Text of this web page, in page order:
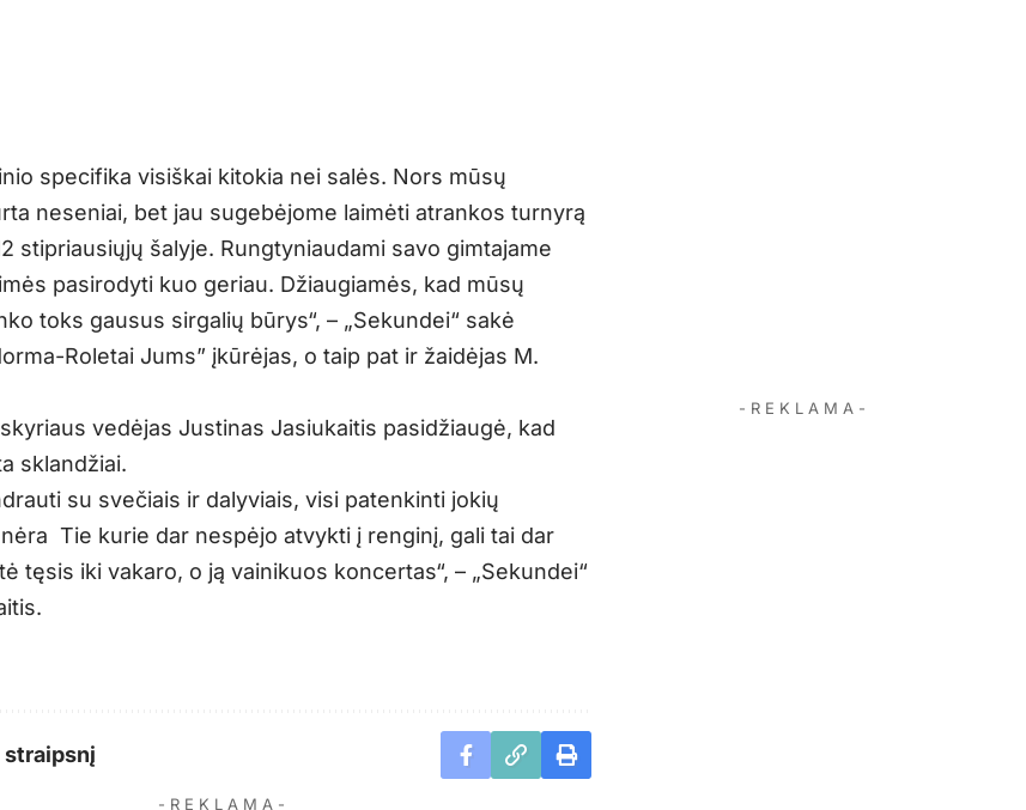
specifika visiškai kitokia nei salės. Nors mūsų
neseniai, bet jau sugebėjome laimėti atrankos turnyrą
stipriausiųjų šalyje. Rungtyniaudami savo gimtajame
pasirodyti kuo geriau. Džiaugiamės, kad mūsų
toks gausus sirgalių būrys“, – „Sekundei“ sakė
Roletai Jums” įkūrėjas, o taip pat ir žaidėjas M.
vedėjas Justinas Jasiukaitis pasidžiaugė, kad
sklandžiai.
su svečiais ir dalyviais, visi patenkinti jokių
Tie kurie dar nespėjo atvykti į renginį, gali tai dar
tęsis iki vakaro, o ją vainikuos koncertas“, – „Sekundei“
straipsnį
- R E K L A M A -
- R E K L A M A -